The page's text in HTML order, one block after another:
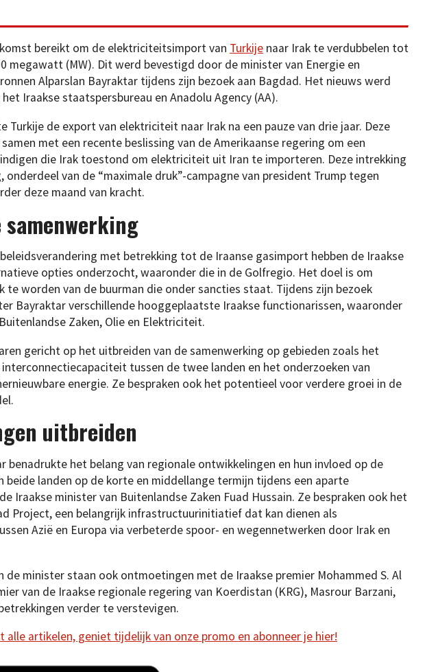
bereikt om de elektriciteitsimport van Turkije naar Irak te verdubbelen tot
megawatt (MW). Dit werd bevestigd door de minister van Energie en
Alparslan Bayraktar tijdens zijn bezoek aan Bagdad. Het nieuws werd
Iraakse staatspersbureau en Anadolu Agency (AA).
Turkije de export van elektriciteit naar Irak na een pauze van drie jaar. Deze
met een recente beslissing van de Amerikaanse regering om een
die Irak toestond om elektriciteit uit Iran te importeren. Deze intrekking
onderdeel van de “maximale druk”-campagne van president Trump tegen
deze maand van kracht.
samenwerking
met betrekking tot de Iraanse gasimport hebben de Iraakse
opties onderzocht, waaronder die in de Golfregio. Het doel is om
te worden van de buurman die onder sancties staat. Tijdens zijn bezoek
Bayraktar verschillende hooggeplaatste Iraakse functionarissen, waaronder
Zaken, Olie en Elektriciteit.
gericht op het uitbreiden van de samenwerking op gebieden zoals het
tussen de twee landen en het onderzoeken van
energie. Ze bespraken ook het potentieel voor verdere groei in de
uitbreiden
benadrukte het belang van regionale ontwikkelingen en hun invloed op de
beide landen op de korte en middellange termijn tijdens een aparte
Iraakse minister van Buitenlandse Zaken Fuad Hussain. Ze bespraken ook het
Project, een belangrijk infrastructuurinitiatief dat kan dienen als
Azië en Europa via verbeterde spoor- en wegennetwerken door Irak en
de minister staan ook ontmoetingen met de Iraakse premier Mohammed S. Al
van de Iraakse regionale regering van Koerdistan (KRG), Masrour Barzani,
verder te verstevigen.
artikelen, geniet tijdelijk van onze promo en abonneer je hier!